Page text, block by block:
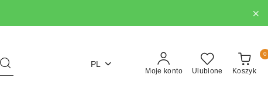
PL
Moje konto Ulubione Koszyk
0